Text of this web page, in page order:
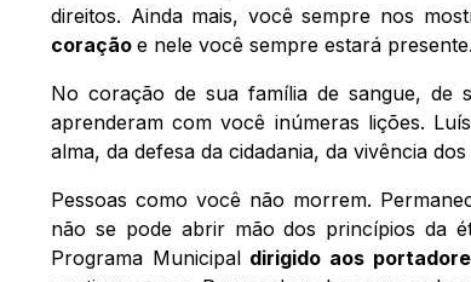
direitos. Ainda mais, você sempre nos
coração e nele você sempre estará presente.
No coração de sua família de sangue,
aprenderam com você inúmeras lições.
alma, da defesa da cidadania, da vivência dos
Pessoas como você não morrem.
não se pode abrir mão dos princípios da
Programa Municipal dirigido aos